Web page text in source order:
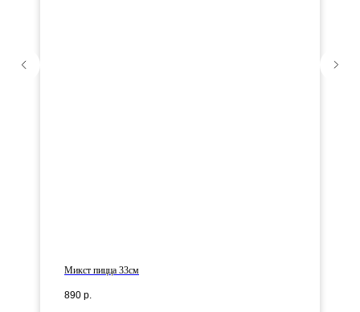
Микст пицца 33см
890 р.